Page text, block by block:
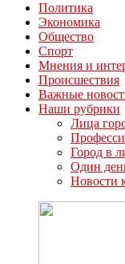
Политика
Экономика
Общество
Спорт
Мнения и
Происшествия
Важные
Наши рубрики
Лица
Город в
Один
Новости